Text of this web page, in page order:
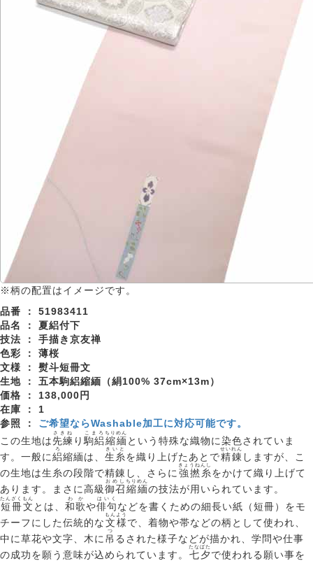
※柄の配置はイメージです。
品番 ： 51983411
品名 ： 夏絽付下
技法 ： 手描き京友禅
色彩 ： 薄桜
文様 ： 熨斗短冊文
生地 ： 五本駒絽縮緬（絹100% 37cm×13m）
価格 ： 138,000円
在庫 ： 1
参照 ： ご希望ならWashable加工に対応可能です。
この生地は先練
さきね
り 駒絽
こまろ
縮緬
ちりめん
という特殊な織物に染色されていま
す。一般に絽
ろ
縮緬は、 生糸
きいと
を織り上げたあとで精錬
せいれん
しますが、こ
の生地は生糸の段階で精錬し、さらに 強撚糸
きょうねんし
をかけて織り上げて
あります。まさに高級御召
おめし
縮緬
ちりめん
の技法が用いられています。
短冊文
たんざくもん
とは、 和歌
わか
や俳句
はいく
などを書くための細長い紙（短冊）をモ
チーフにした伝統的な文様
もんよう
で、着物や帯などの柄として使われ、
中に草花や文字、木に 吊
つ
るされた様子などが描かれ、学問や仕事
の成功を願う意味が込められています。 七夕
たなばた
で使われる願い事を